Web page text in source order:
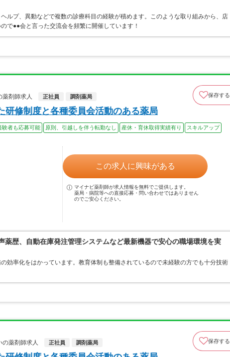
ルプ、異動などで複数の診療科目の経験が積めます。このような取り組みから、店
で●●会と言った交流会を頻繁に開催しています！
剤師求人
正社員 調剤薬局 保存する
研修制度と各種委員会活動のある薬局
験者も応募可能 原則、引越しを伴う転勤なし 産休・育休取得実績有り
スキルアップ
この求人に興味がある
マイナビ薬剤師が求人情報を無料でご提供します。
薬局・病院等への直接応募・問い合わせではありません
のでご安心ください。
薬歴、自動在庫発注管理システムなど最新機器で安心の職場環境を実
効率化をはかっています。教育体制も整備されているので未経験の方でも十分技術
薬剤師求人
正社員 調剤薬局 保存する